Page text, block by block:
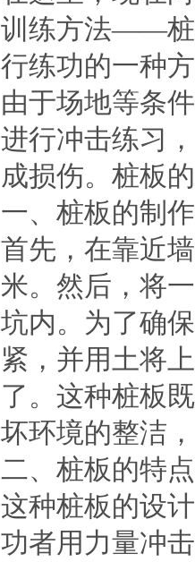
训练方法——桩
行练功的一种
由于场地等条
进行冲击练习
成损伤。桩板
一、桩板的制作
首先，在靠近
米。然后，将
坑内。为了确
紧，并用土将
了。这种桩板
坏环境的整洁
二、桩板的特点
这种桩板的设
功者用力量冲